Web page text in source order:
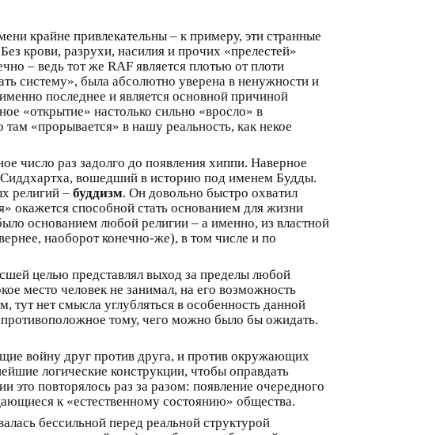
крайне привлекательны – к примеру, эти странные
крови, разрухи, насилия и прочих «прелестей»
– ведь тот же RAF является плотью от плоти
систему», была абсолютно уверена в ненужности и
последнее и является основной причиной
«открытие» настолько сильно «вросло» в
«прорывается» в нашу реальность, как некое
число раз задолго до появления хиппи. Наверное
Сиддхартха, вошедший в историю под именем Будды.
религий – буддизм. Он довольно быстро охватил
окажется способной стать основанием для жизни
основанием любой религии – а именно, из властной
наоборот конечно-же), в том числе и по
целью представлял выход за пределы любой
место человек не занимал, на его возможность
нет смысла углубляться в особенность данной
противоположное тому, чего можно было бы ожидать.
войну друг против друга, и против окружающих
логические конструкции, чтобы оправдать
это повторялось раз за разом: появление очередного
к «естественному состоянию» общества.
бессильной перед реальной структурой